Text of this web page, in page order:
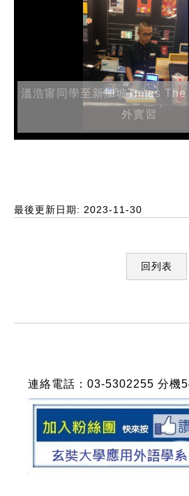
溫浩甯同學至新加坡Times
外實習
最後更新日期: 2023-11-30
回列表
連絡電話：03-5302255 分機